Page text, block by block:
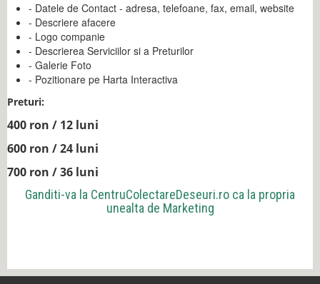
- Datele de Contact - adresa, telefoane, fax, email, website
- Descriere afacere
- Logo companie
- Descrierea Serviciilor si a Preturilor
- Galerie Foto
- Pozitionare pe Harta Interactiva
Preturi:
400 ron / 12 luni
600 ron / 24 luni
700 ron / 36 luni
Ganditi-va la CentruColectareDeseuri.ro ca la propria
unealta de Marketing